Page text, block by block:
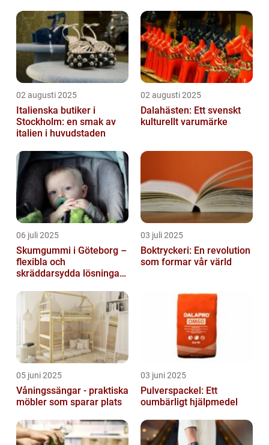
02 augusti 2025
Italienska butiker i
Stockholm: en smak av
italien i huvudstaden
02 augusti 2025
Dalahästen: Ett svenskt
kulturellt varumärke
06 juli 2025
Skumgummi i Göteborg –
flexibla och
skräddarsydda lösningar
03 juli 2025
Boktryckeri: En revolution
som formar vår värld
05 juni 2025
Våningssängar - praktiska
möbler som sparar plats
03 juni 2025
Pulverspackel: Ett
oumbärligt hjälpmedel